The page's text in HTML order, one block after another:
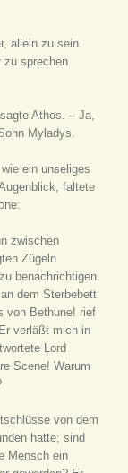
allein zu sein.
zu sprechen
Athos. – Ja,
Myladys.
ein unseliges
faltete
zwischen
Zügeln
benachrichtigen.
dem Sterbebett
von Bethune! rief
verläßt mich in
Lord
Scene! Warum
von dem
hatte; sind
Mensch ein